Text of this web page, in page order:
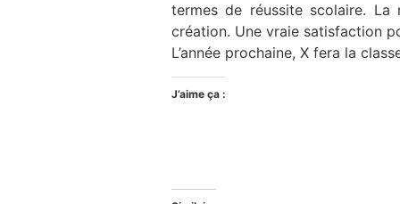
termes de réussite scolaire. La
création. Une vraie satisfaction
L’année prochaine, X fera la
J’aime ça :